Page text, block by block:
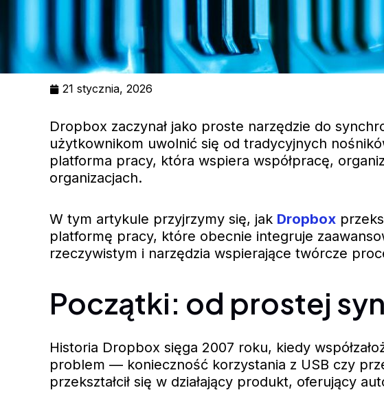
21 stycznia, 2026
Dropbox zaczynał jako proste narzędzie do
użytkownikom uwolnić się od tradycyjnych
platforma pracy, która wspiera współpracę,
organizacjach.
W tym artykule przyjrzymy się, jak Dropbox
platformę pracy, które obecnie integruje
rzeczywistym i narzędzia wspierające twórcze
Początki: od prostej
Historia Dropbox sięga 2007 roku, kiedy
problem — konieczność korzystania z USB czy
przekształcił się w działający produkt, oferujący